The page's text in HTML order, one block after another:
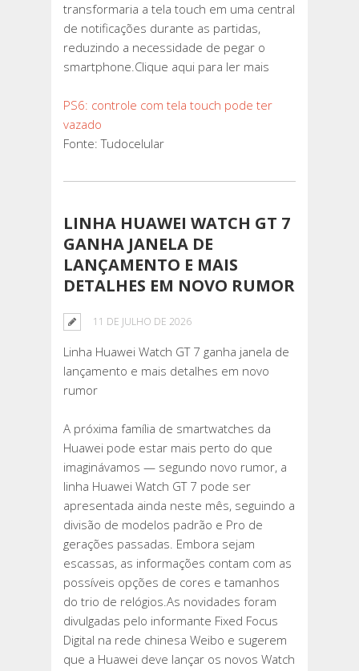
transformaria a tela touch em uma central
de notificações durante as partidas,
reduzindo a necessidade de pegar o
smartphone.Clique aqui para ler mais
PS6: controle com tela touch pode ter
vazado
Fonte: Tudocelular
LINHA HUAWEI WATCH GT 7
GANHA JANELA DE
LANÇAMENTO E MAIS
DETALHES EM NOVO RUMOR
11 DE JULHO DE 2026
Linha Huawei Watch GT 7 ganha janela de
lançamento e mais detalhes em novo
rumor
A próxima família de smartwatches da
Huawei pode estar mais perto do que
imaginávamos — segundo novo rumor, a
linha Huawei Watch GT 7 pode ser
apresentada ainda neste mês, seguindo a
divisão de modelos padrão e Pro de
gerações passadas. Embora sejam
escassas, as informações contam com as
possíveis opções de cores e tamanhos
do trio de relógios.As novidades foram
divulgadas pelo informante Fixed Focus
Digital na rede chinesa Weibo e sugerem
que a Huawei deve lançar os novos Watch